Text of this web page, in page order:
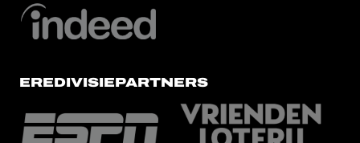
EREDIVISIEPARTNERS